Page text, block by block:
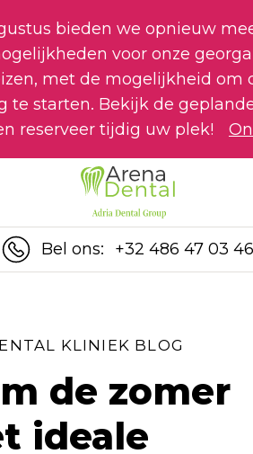
bieden we opnieuw
voor onze
met de mogelijkheid om
te starten. Bekijk de
reserveer tijdig uw plek!
Bel ons: +32 486 47 03 46
KLINIEK BLOG
de zomer
ideale